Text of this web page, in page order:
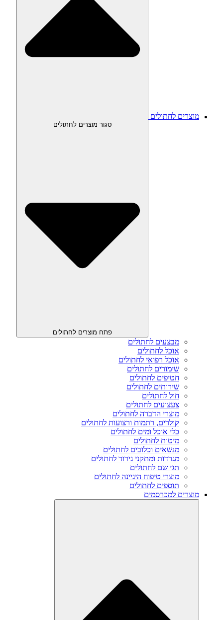
מוצרים לחתולים
סגור מוצרים לחתולים
פתח מוצרים לחתולים
מבצעים לחתולים
אוכל לחתולים
אוכל רפואי לחתולים
שימורים לחתולים
חטיפים לחתולים
שירותים לחתולים
חול לחתולים
צעצועים לחתולים
מוצרי הדברה לחתולים
קולרים, רתמות ורצועות לחתולים
כלי אוכל ומים לחתולים
מיטות לחתולים
מנשאים וכלובים לחתולים
מגרדות ומתקני גירוד לחתולים
תגי שם לחתולים
מוצרי טיפוח היגיינה לחתולים
תוספים לחתולים
מוצרים למכרסמים